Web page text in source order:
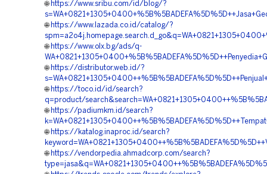
🌐 https://www.sribu.com/id/blog/?
🌐 https://www.lazada.co.id/catalog/?
🌐 https://www.olx.bg/ads/q-
🌐 https://distributor.web.id/?
🌐 https://toco.id/id/search?
q=product/
🌐 https://padiumkm.id/search?
🌐 https://katalog.inaproc.id/search?
🌐 https://vendorpedia.ahmadcorp.com/search?